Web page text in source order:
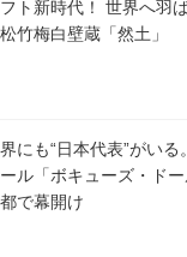
ト新時代！ 世界へ羽
竹梅白壁蔵「然土」
にも“日本代表”がいる
ル「ボキューズ・ド
で幕開け